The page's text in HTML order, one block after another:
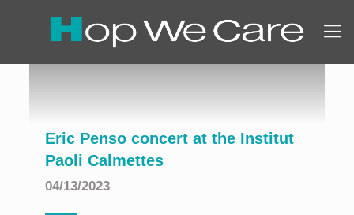
Eric Penso concert at the Institut
Paoli Calmettes
04/13/2023